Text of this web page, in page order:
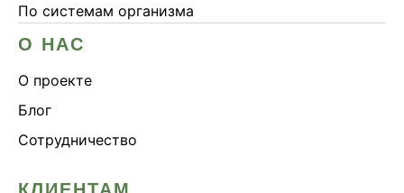
По системам организма
О НАС
О проекте
Блог
Сотрудничество